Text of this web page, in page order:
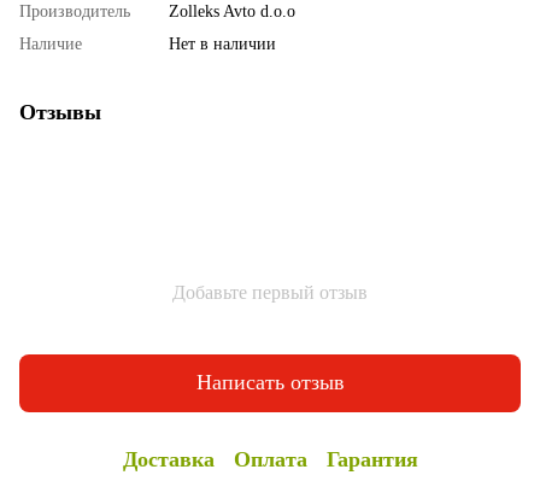
Производитель
Zolleks Avto d.o.o
Наличие
Нет в наличии
Отзывы
Добавьте первый отзыв
Написать отзыв
Доставка Оплата Гарантия